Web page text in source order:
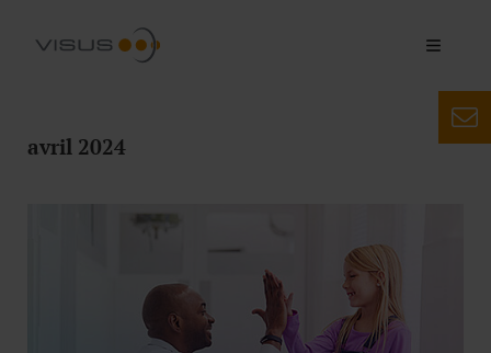
avril 2024